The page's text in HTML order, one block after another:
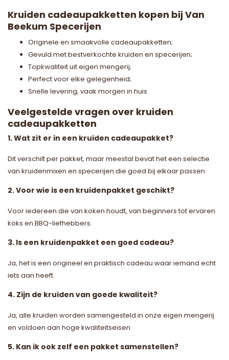
Kruiden cadeaupakketten kopen bij Van
Beekum Specerijen
Originele en smaakvolle cadeaupakketten;
Gevuld met bestverkochte kruiden en specerijen;
Topkwaliteit uit eigen mengerij;
Perfect voor elke gelegenheid;
Snelle levering, vaak morgen in huis.
Veelgestelde vragen over kruiden
cadeaupakketten
1. Wat zit er in een kruiden cadeaupakket?
Dit verschilt per pakket, maar meestal bevat het een selectie
van kruidenmixen en specerijen die goed bij elkaar passen.
2. Voor wie is een kruidenpakket geschikt?
Voor iedereen die van koken houdt, van beginners tot ervaren
koks en BBQ-liefhebbers.
3. Is een kruidenpakket een goed cadeau?
Ja, het is een origineel en praktisch cadeau waar iemand echt
iets aan heeft.
4. Zijn de kruiden van goede kwaliteit?
Ja, alle kruiden worden samengesteld in onze eigen mengerij
en voldoen aan hoge kwaliteitseisen.
5. Kan ik ook zelf een pakket samenstellen?